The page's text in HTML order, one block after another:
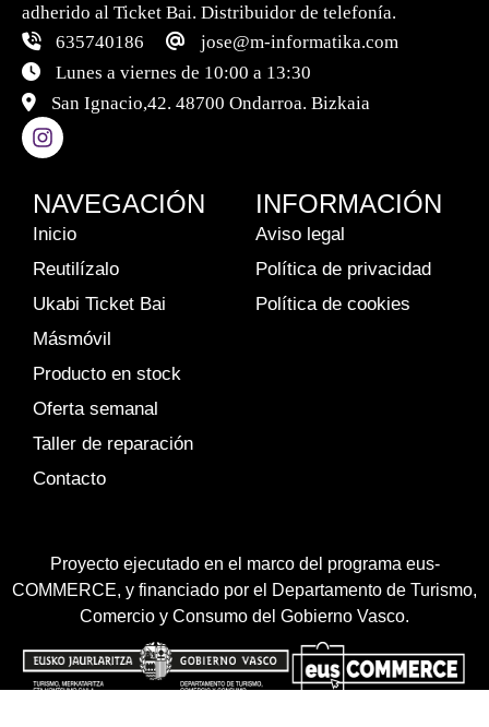
adherido al Ticket Bai. Distribuidor de telefonía.
635740186
jose@m-informatika.com
Lunes a viernes de 10:00 a 13:30
San Ignacio,42. 48700 Ondarroa. Bizkaia
NAVEGACIÓN
Inicio
Reutilízalo
Ukabi Ticket Bai
Másmóvil
Producto en stock
Oferta semanal
Taller de reparación
Contacto
INFORMACIÓN
Aviso legal
Política de privacidad
Política de cookies
Proyecto ejecutado en el marco del programa eus-
COMMERCE, y financiado por el Departamento de Turismo,
Comercio y Consumo del Gobierno Vasco.